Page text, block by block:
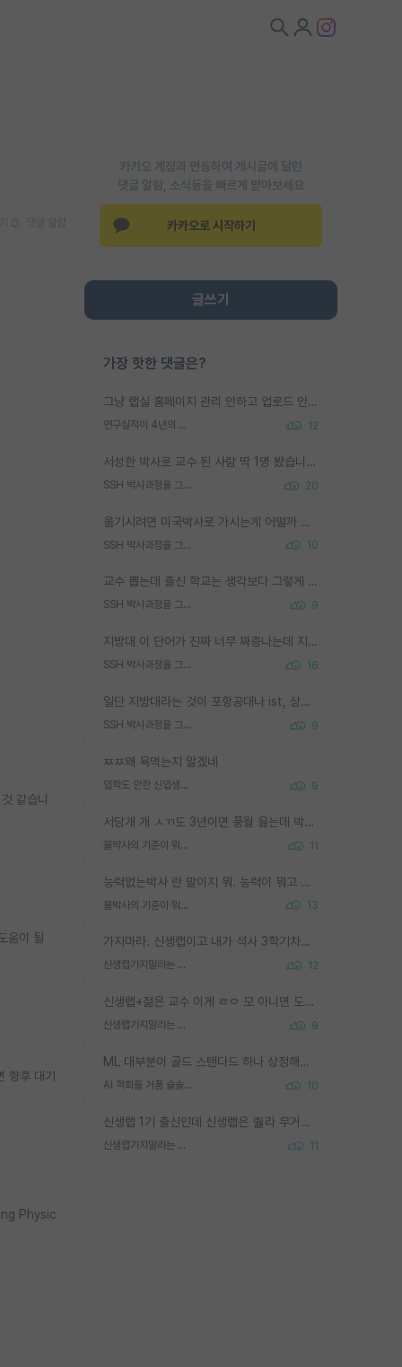
카카오 계정과 연동하여 게시글에 달린
댓글 알람, 소식등을 빠르게 받아보세요
카카오로 시작하기
글쓰기
가장 핫한 댓글은?
그냥 랩실 홈페이지 관리 안하고 업로드 안한거 아님?
연구실적이 4년의 공백이 있는거 어떻게 생각하냐 12
서성한 박사로 교수 된 사람 딱 1명 봤습니다. 근데 지방대 박사로 교수된 거는 기적이 일어나야되요. 서성한 학부부터여도 빡센게 교수임용일텐데 지방대박사로 무슨 교수가 되나요...... 중소기업/중견기업 팀장급/연구소장급이나 될거 같네요.
SSH 박사과정을 그만두고 지방대 박사로 옮기면 교수의 꿈은 끝일까요? 20
옮기시려면 미국박사로 가시는게 어떨까 싶네요. 교수가 꿈이면 미국박사 하고 미국교수 까지 같이 노리시는게 기회가 많지 않을까요?
SSH 박사과정을 그만두고 지방대 박사로 옮기면 교수의 꿈은 끝일까요? 10
교수 뽑는데 출신 학교는 생각보다 그렇게 안 봄. 앞으로는 더 안 보게 될거임. 박사는 어디서 진행해도 됨. 단, 제대로 쌓고 좋은 실적 만들 수 있다면. 그런데 지방대는 그럴 가능성이 지극히 낮음. 나만 열심히 잘 하면 된다? 인간은 주변 환경에 지배되는 나약한 존재임. 주변의 지방대 대학원생과 섞이고 지방 특유의 여유로움 또는 나쁘게 얘기해서 나태함에 젖어 살다보면 교수의 꿈 자체를 잊어버리게 될 가능성도 있음. 주변 환경이 70~80%임.
SSH 박사과정을 그만두고 지방대 박사로 옮기면 교수의 꿈은 끝일까요? 9
지방대 이 단어가 진짜 너무 짜증나는데 지방대면 다 그냥 쓰레기인가요? 무슨 말 같지도 않은 댓글들이 있는건지??? 지방에도 충분히 좋은 대학 많고 충분히 잘하는 교수님들 많습니다 포항공대 4개 IST 대표 지거국들 여기 모두 다 지방에 있고 여기 출신들 중에 교수하는 분들 적지 않습니다 지거국 출신이 무슨 교수를 하냐?라고 생각할 사람들 많은데 상위 대표 지거국에 아웃라이어들 많습니다 결국 개인의 연구역량과 실적이 중요합니다 이 역량을 펼치는데 있어서 지도교수와의 합도 중요합니다. 그리고 경력이 필요하면 해외포닥까지 다녀오세요
SSH 박사과정을 그만두고 지방대 박사로 옮기면 교수의 꿈은 끝일까요? 16
일단 지방대라는 것이 포항공대나 ist, 상위 지거국은 아니라고 생각하겠습니다. 그런곳은 서성한에 비해 소위 대학 네임밸류가 크게 뒤떨어지지는 않으니까요. 대학 이름이 중요하냐? 당연합니다. 대학 이름이 좋아서 좋은 아웃풋이 나오는 것이냐, 좋은 대학은 좋은 사람과 좋은 기회가 몰려있으니 아웃풋도 자연스럽게 좋아지는 것이냐? 대답하기 어려운 문제입니다. 아직 한국 사회에서 학벌을 보는 것도, 특히 이공계를 중심으로 학벌보다는 실적 위주라는 분위기가 형성되는 것도 사실입니다. 지방대 출신으로 전임교수가 될수 있느냐? 가능 불가능을 따지면 당연히 가능입니다. 지방대 박사 출신으로 전임교원이 된 경우가 실제로 있으니까요. 현실적인 가능성이 있느냐? 지금 이정도 대학의 교수가 되고싶다고 생각되는 대학 들어가서 컴공과 교수 목록 켜고 박사 어디서 받았는지 쭉 한번 보세요. 냉정하게 지방대 출신인 분들이 많지는 않으실겁니다.
SSH 박사과정을 그만두고 지방대 박사로 옮기면 교수의 꿈은 끝일까요? 9
ㅉㅉ왜 욕먹는지 알겠네
입학도 안한 신입생이 원래 관심을 받나요 9
서당개 개 ㅅㄲ도 3년이면 풍월 읊는데 박사 5년 이상 대리고 있으면서 물된건 교수 탓 맞는ㄱ게 거기가 서당이 아니란 소리임
물박사의 기준이 뭐임? 11
능력없는박사 란 말이지 뭐. 능력이 뭐고 능력이 있다는게 뭔지는 사람마다 기준이 다르니까 얘기해봐야 서로 자기 기준만 얘기해서 논쟁이 끝이 안나고. 주위에서 능력있고 야심있는 신입생이 교수가 유의미한 피드백을 아예 안주면서 제대로된 과제에 참여해볼 기회도 제공하지 않고 잡일 뺑뺑이만 돌려서 맨날 단순작업만 하면서 밤새다가 눈빛이 점점 죽어가는걸 본 사람은 물박사는 교수탓이라고 하고, 교수는 이것저것 알려도 주고 기회도 주고 사수 동기 붙여주면서 어떻게든 끌고가려고 하는데 본인이 매일 뺀질거리면서 출근 하는둥마는둥 하다가 기껏 와서도 폰이나 쳐다보다가 실험 망치고 저녁약속있어서 먼저 가볼게요~ 하는걸 본 사람은 물박사는 본인탓이라고 함.
물박사의 기준이 뭐임? 13
가지마라. 신생랩이고 내가 석사 3학기차인데 최고참인데 나도 아무것도 모르는데 교수가 후배들 왜 논문 교육 안시키냐. 논문 왜 안 써오냐 닦달한다
신생랩가지말라는 이유가 있었구나 12
신생랩+젊은 교수 이게 ㄹㅇ 모 아니면 도인듯.
신생랩가지말라는 이유가 있었구나 9
ML 대부분이 골드 스탠다드 하나 상정해놓고 (벤치마크 데이터셋이 여러 개면 여러 개 상정) 그거 얼마나 잘 맞추나 싸움임 가끔 번뜩이는 설계 철학을 보여주는 논문들도 있지만 대부분 그거 성적 얼마나 더 올리느라에 혈안이 되어 있는 측면이 잇음
AI 학회들 거품 슬슬 지적이 나오네요 10
신생랩 1기 출신인데 신생랩은 줠라 무거운 바벨 같은거임. 들면 대박인데 못들면 깔려 죽음. 아무도 알려주지 않는 환경에서 자생해야하지만, 일단 살아남았다면 그 어떤 사람보다 악착같고 생존력 높은 사람으로 거듭날 수 있음
신생랩가지말라는 이유가 있었구나 11
같습니
움이 될
후 대기
Physic